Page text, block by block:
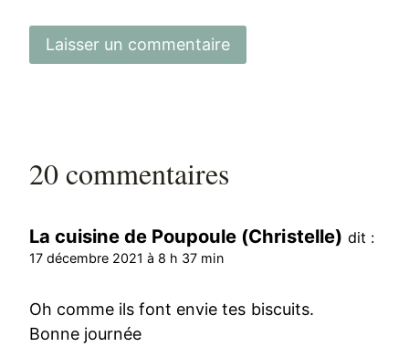
20 commentaires
La cuisine de Poupoule (Christelle) dit :
17 décembre 2021 à 8 h 37 min
Oh comme ils font envie tes biscuits.
Bonne journée